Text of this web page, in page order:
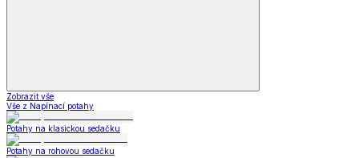
Zobrazit vše
Vše z Napínací potahy
Potahy na klasickou sedačku
Potahy na rohovou sedačku